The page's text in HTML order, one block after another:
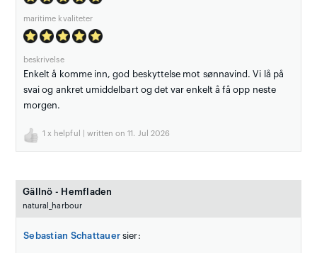
maritime kvaliteter
beskrivelse
Enkelt å komme inn, god beskyttelse mot sønnavind. Vi lå på
svai og ankret umiddelbart og det var enkelt å få opp neste
morgen.
1 x helpful | written on 11. Jul 2026
Gällnö - Hemfladen
natural_harbour
Sebastian Schattauer sier: